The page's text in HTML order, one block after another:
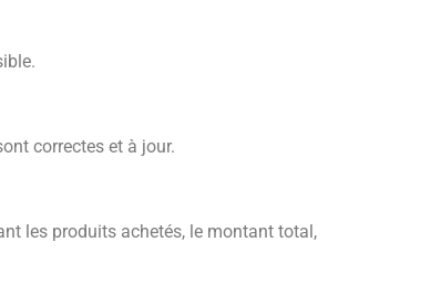
correctes et à jour.
les produits achetés, le montant total,